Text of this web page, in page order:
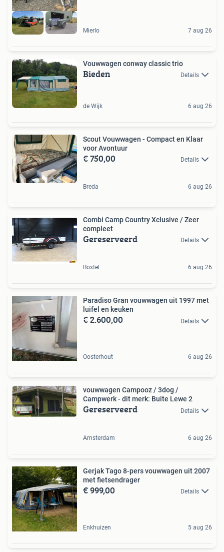
Mierlo 7 aug 26
Vouwwagen conway classic trio
Bieden Details
de Wijk 6 aug 26
Scout Vouwwagen - Compact en Klaar
voor Avontuur
€ 750,00 Details
Breda 6 aug 26
Combi Camp Country Xclusive / Zeer
compleet
Gereserveerd Details
Boxtel 6 aug 26
Paradiso Gran vouwwagen uit 1997 met
luifel en keuken
€ 2.600,00 Details
Oosterhout 6 aug 26
vouwwagen Campooz / 3dog /
Campwerk - dit merk: Buite Lewe 2
Gereserveerd Details
Amsterdam 6 aug 26
Gerjak Tago 8-pers vouwwagen uit 2007
met fietsendrager
€ 999,00 Details
Enkhuizen 5 aug 26